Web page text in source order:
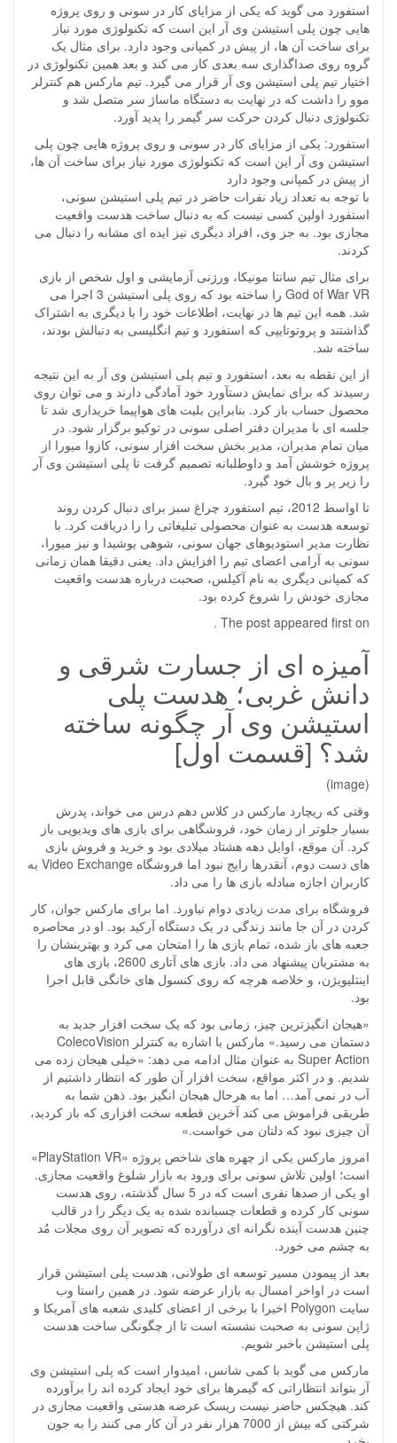
استفورد می گوید که یکی از مزایای کار در سونی و روی پروژه
هایی چون پلی استیشن وی آر این است که تکنولوژی مورد نیاز
برای ساخت آن ها، از پیش در کمپانی وجود دارد. برای مثال یک
گروه روی صداگذاری سه بعدی کار می کند و بعد همین تکنولوژی در
اختیار تیم پلی استیشن وی آر قرار می گیرد. تیم مارکس هم کنترلر
موو را داشت که در نهایت به دستگاه ماساژ سر متصل شد و
تکنولوژی دنبال کردن حرکت سر گیمر را پدید آورد.
استفورد: یکی از مزایای کار در سونی و روی پروژه هایی چون پلی
استیشن وی آر این است که تکنولوژی مورد نیاز برای ساخت آن ها،
از پیش در کمپانی وجود دارد
با توجه به تعداد زیاد نفرات حاضر در تیم پلی استیشن سونی،
استفورد اولین کسی نیست که به دنبال ساخت هدست واقعیت
مجازی بود. به جز وی، افراد دیگری نیز ایده ای مشابه را دنبال می
کردند.
برای مثال تیم سانتا مونیکا، ورژنی آزمایشی و اول شخص از بازی
God of War VR را ساخته بود که روی پلی استیشن 3 اجرا می
شد. همه این تیم ها در نهایت، اطلاعات خود را با دیگری به اشتراک
گذاشتند و پروتوتایپی که استفورد و تیم انگلیسی به دنبالش بودند،
ساخته شد.
از این نقطه به بعد، استفورد و تیم پلی استیشن وی آر به این نتیجه
رسیدند که برای نمایش دستآورد خود آمادگی دارند و می توان روی
محصول حساب باز کرد. بنابراین بلیت های هواپیما خریداری شد تا
جلسه ای با مدیران دفتر اصلی سونی در توکیو برگزار شود. در
میان تمام مدیران، مدیر بخش سخت افزار سونی، کازوا میورا از
پروژه خوشش آمد و داوطلبانه تصمیم گرفت تا پلی استیشن وی آر
را زیر پر و بال خود گیرد.
تا اواسط 2012، تیم استفورد چراغ سبز برای دنبال کردن روند
توسعه هدست به عنوان محصولی تبلیغاتی را را دریافت کرد. با
نظارت مدیر استودیوهای جهان سونی، شوهی یوشیدا و نیز میورا،
سونی به آرامی اعضای تیم را افزایش داد. یعنی دقیقا همان زمانی
که کمپانی دیگری به نام آکیلس، صحبت درباره هدست واقعیت
مجازی خودش را شروع کرده بود.
The post appeared first on .
آمیزه ای از جسارت شرقی و
دانش غربی؛ هدست پلی
استیشن وی آر چگونه ساخته
شد؟ [قسمت اول]
(image)
وقتی که ریچارد مارکس در کلاس دهم درس می خواند، پدرش
بسیار جلوتر از زمان خود، فروشگاهی برای بازی های ویدیویی باز
کرد. آن موقع، اوایل دهه هشتاد میلادی بود و خرید و فروش بازی
های دست دوم، آنقدرها رایج نبود اما فروشگاه Video Exchange به
کاربران اجازه مبادله بازی ها را می داد.
فروشگاه برای مدت زیادی دوام نیاورد. اما برای مارکس جوان، کار
کردن در آن جا مانند زندگی در یک دستگاه آرکید بود. او در محاصره
جعبه های باز شده، تمام بازی ها را امتحان می کرد و بهترینشان را
به مشتریان پیشنهاد می داد. بازی های آتاری 2600، بازی های
اینتلیویژن، و خلاصه هرچه که روی کنسول های خانگی قابل اجرا
بود.
«هیجان انگیزترین چیز، زمانی بود که یک سخت افزار جدید به
دستمان می رسید.» مارکس با اشاره به کنترلر ColecoVision
Super Action به عنوان مثال ادامه می دهد: «خیلی هیجان زده می
شدیم. و در اکثر مواقع، سخت افزار آن طور که انتظار داشتیم از
آب در نمی آمد… اما به هرحال هیجان انگیز بود. ذهن شما به
طریقی فراموش می کند آخرین قطعه سخت افزاری که باز کردید،
آن چیزی نبود که دلتان می خواست.»
امروز مارکس یکی از چهره های شاخص پروژه «PlayStation VR»
است؛ اولین تلاش سونی برای ورود به بازار شلوغ واقعیت مجازی.
او یکی از صدها نفری است که در 5 سال گذشته، روی هدست
سونی کار کرده و قطعات چسبانده شده به یک دیگر را در قالب
چنین هدست آینده نگرانه ای درآورده که تصویر آن روی مجلات مُد
به چشم می خورد.
بعد از پیمودن مسیر توسعه ای طولانی، هدست پلی استیشن قرار
است در اواخر امسال به بازار عرضه شود. در همین راستا وب
سایت Polygon اخیرا با برخی از اعضای کلیدی شعبه های آمریکا و
ژاپن سونی به صحبت نشسته است تا از چگونگی ساخت هدست
پلی استیشن باخبر شویم.
مارکس می گوید با کمی شانس، امیدوار است که پلی استیشن وی
آر بتواند انتظاراتی که گیمرها برای خود ایجاد کرده اند را برآورده
کند. هیچکس حاضر نیست ریسک عرضه هدستی واقعیت مجازی در
شرکتی که بیش از 7000 هزار نفر در آن کار می کنند را به جون